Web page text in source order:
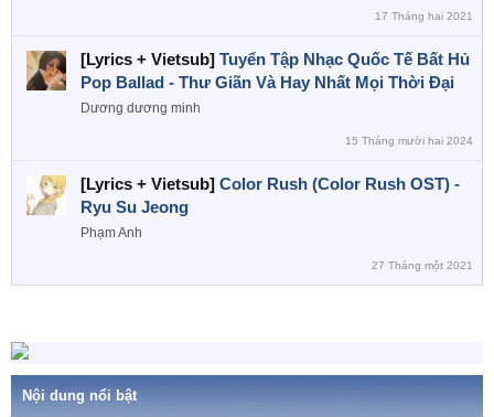
17 Tháng hai 2021
[Lyrics + Vietsub] Tuyển Tập Nhạc Quốc Tế Bất Hủ
Pop Ballad - Thư Giãn Và Hay Nhất Mọi Thời Đại
Dương dương minh
15 Tháng mười hai 2024
[Lyrics + Vietsub] Color Rush (Color Rush OST) -
Ryu Su Jeong
Phạm Anh
27 Tháng một 2021
Nội dung nổi bật